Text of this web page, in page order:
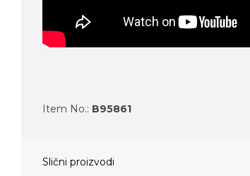
Item No.: B95861
Slični proizvodi